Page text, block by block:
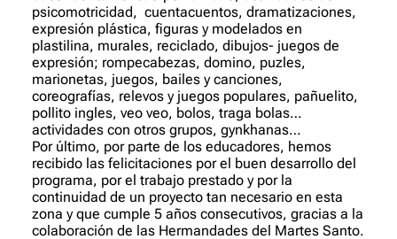
psicomotricidad, cuentacuentos, dramatizaciones,
expresión plástica, figuras y modelados en
plastilina, murales, reciclado, dibujos- juegos de
expresión; rompecabezas, domino, puzles,
marionetas, juegos, bailes y canciones,
coreografías, relevos y juegos populares, pañuelito,
pollito ingles, veo veo, bolos, traga bolas…
actividades con otros grupos, gynkhanas…
Por último, por parte de los educadores, hemos
recibido las felicitaciones por el buen desarrollo del
programa, por el trabajo prestado y por la
continuidad de un proyecto tan necesario en esta
zona y que cumple 5 años consecutivos, gracias a la
colaboración de las Hermandades del Martes Santo.